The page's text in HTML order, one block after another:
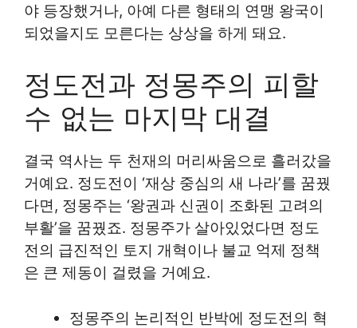
야 등장했거나, 아예 다른 형태의 연맹 왕국이
되었을지도 모른다는 상상을 하게 돼요.
정도전과 정몽주의 피할
수 없는 마지막 대결
결국 역사는 두 천재의 머리싸움으로 흘러갔을
거예요. 정도전이 ‘재상 중심의 새 나라’를 꿈꿨
다면, 정몽주는 ‘왕권과 신권이 조화된 고려의
부활’을 꿈꿨죠. 정몽주가 살아있었다면 정도
전의 급진적인 토지 개혁이나 불교 억제 정책
은 큰 제동이 걸렸을 거예요.
정몽주의 논리적인 반박에 정도전의 혁